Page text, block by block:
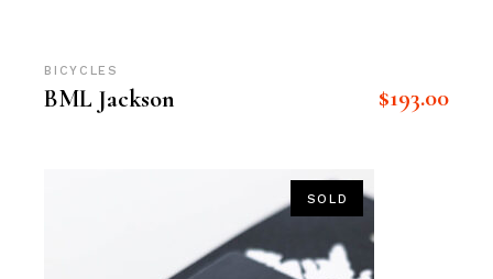
BICYCLES
BML Jackson $193.00
SOLD